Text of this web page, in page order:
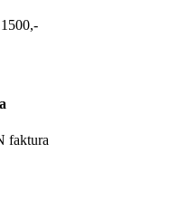
faktura